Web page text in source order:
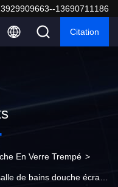
13690711186
Citation
En Verre Trempé >
de bains douche écran